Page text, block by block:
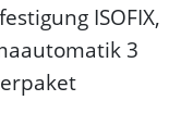
ISOFIX,
3